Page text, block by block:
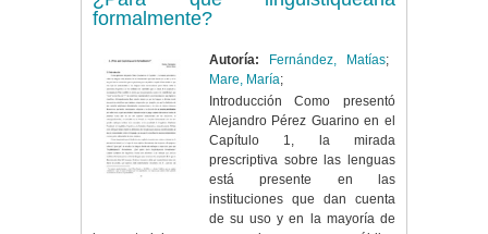
formalmente?
Autoría: Fernández, Matías;
Mare, María;
Introducción Como presentó
Alejandro Pérez Guarino en el
Capítulo 1, la mirada
prescriptiva sobre las lenguas
está presente en las
instituciones que dan cuenta
de su uso y en la mayoría de